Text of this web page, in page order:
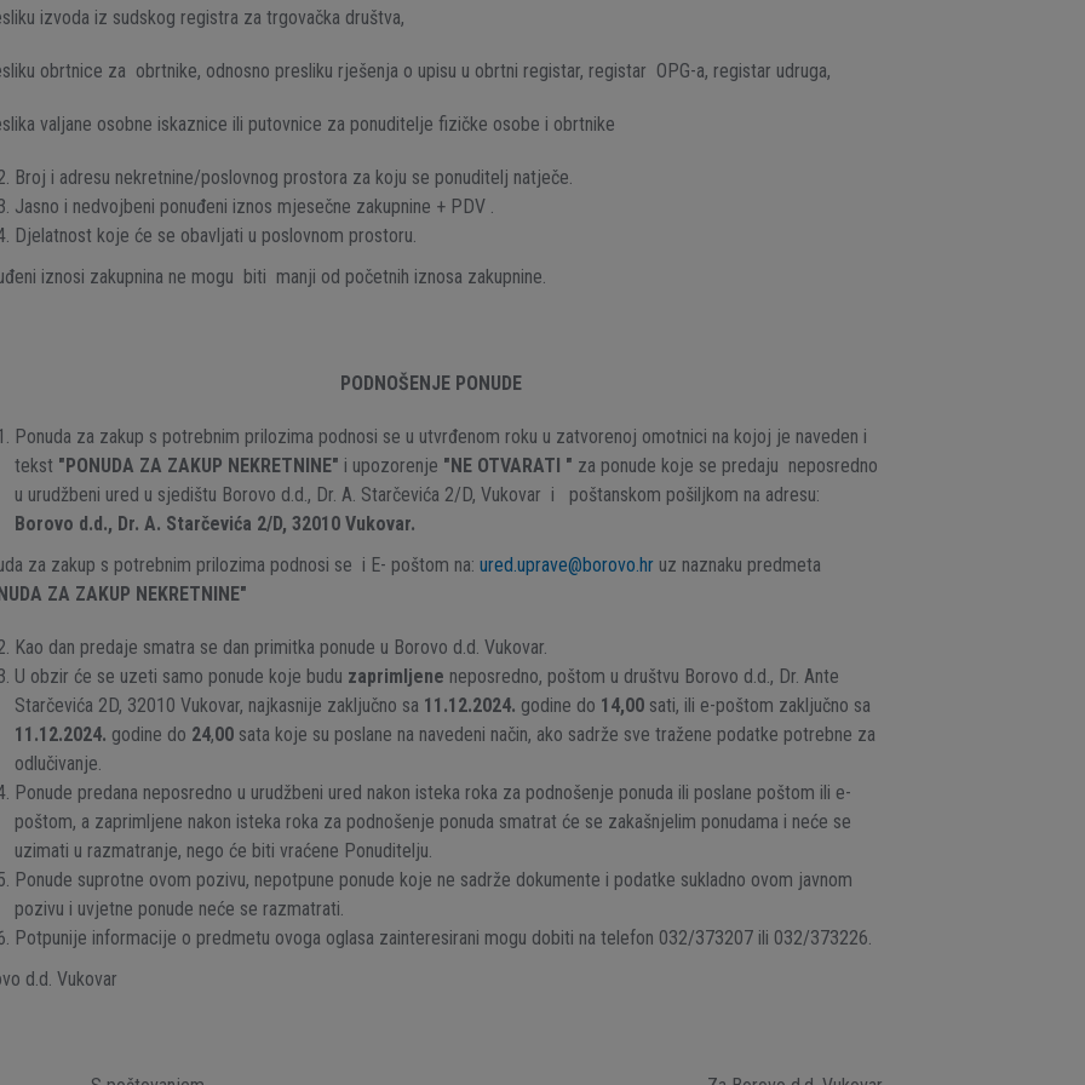
izvoda iz sudskog registra za trgovačka društva,
obrtnice za obrtnike, odnosno presliku rješenja o upisu u obrtni registar, registar OPG-a, registar udruga,
valjane osobne iskaznice ili putovnice za ponuditelje fizičke osobe i obrtnike
Broj i adresu nekretnine/poslovnog prostora za koju se ponuditelj natječe.
Jasno i nedvojbeni ponuđeni iznos mjesečne zakupnine + PDV .
Djelatnost koje će se obavljati u poslovnom prostoru.
iznosi zakupnina ne mogu biti manji od početnih iznosa zakupnine.
PODNOŠENJE PONUDE
Ponuda za zakup s potrebnim prilozima podnosi se u utvrđenom roku u zatvorenoj omotnici na kojoj je naveden i
tekst "PONUDA ZA ZAKUP NEKRETNINE" i upozorenje "NE OTVARATI " za ponude koje se predaju neposredno
u urudžbeni ured u sjedištu Borovo d.d., Dr. A. Starčevića 2/D, Vukovar i poštanskom pošiljkom na adresu:
Borovo d.d., Dr. A. Starčevića 2/D, 32010 Vukovar.
za zakup s potrebnim prilozima podnosi se i E- poštom na: ured.uprave@borovo.hruz naznaku predmeta
ZA ZAKUP NEKRETNINE"
Kao dan predaje smatra se dan primitka ponude u Borovo d.d. Vukovar.
U obzir će se uzeti samo ponude koje budu zaprimljene neposredno, poštom u društvu Borovo d.d., Dr. Ante
Starčevića 2D, 32010 Vukovar, najkasnije zaključno sa 11.12.2024. godine do 14,00sati, ili e-poštom zaključno sa
11.12.2024. godine do 24,00sata koje su poslane na navedeni način, ako sadrže sve tražene podatke potrebne za
odlučivanje.
Ponude predana neposredno u urudžbeni ured nakon isteka roka za podnošenje ponuda ili poslane poštom ili e-
poštom, a zaprimljene nakon isteka roka za podnošenje ponuda smatrat će se zakašnjelim ponudama i neće se
uzimati u razmatranje, nego će biti vraćene Ponuditelju.
Ponude suprotne ovom pozivu, nepotpune ponude koje ne sadrže dokumente i podatke sukladno ovom javnom
pozivu i uvjetne ponude neće se razmatrati.
Potpunije informacije o predmetu ovoga oglasa zainteresirani mogu dobiti na telefon 032/373207 ili 032/373226.
d.d. Vukovar